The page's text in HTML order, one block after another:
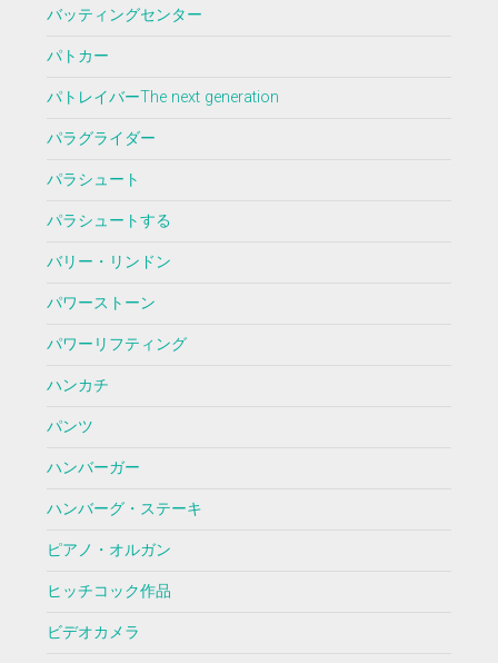
バッティングセンター
パトカー
パトレイバーThe next generation
パラグライダー
パラシュート
パラシュートする
バリー・リンドン
パワーストーン
パワーリフティング
ハンカチ
パンツ
ハンバーガー
ハンバーグ・ステーキ
ピアノ・オルガン
ヒッチコック作品
ビデオカメラ